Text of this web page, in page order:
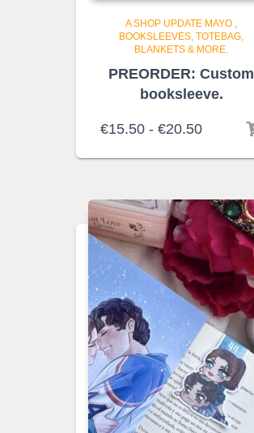
A SHOP UPDATE MAYO ,
BOOKSLEEVES, TOTEBAG,
BLANKETS & MORE.
PREORDER: Custom
booksleeve.
€15.50 - €20.50Rango
precios:
€15.50
hasta
€20.50